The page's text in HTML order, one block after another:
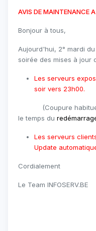
AVIS DE MAINTENANCE
Bonjour à tous,
Aujourd'hui, 2° mardi
soirée des mises à jour
Les serveurs
soir vers 23h00.
(Coupure habituelle
le temps du
Les serveurs
Update
Cordialement
Le Team INFOSERV.BE